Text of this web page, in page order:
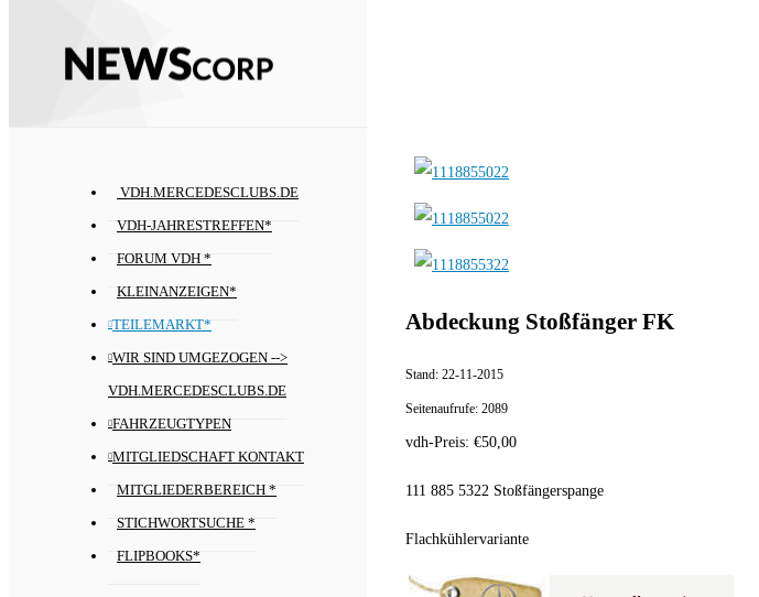
VDH.MERCEDESCLUBS.DE
VDH-JAHRESTREFFEN*
FORUM VDH *
KLEINANZEIGEN*
TEILEMARKT*
WIR SIND UMGEZOGEN -->
VDH.MERCEDESCLUBS.DE
FAHRZEUGTYPEN
MITGLIEDSCHAFT KONTAKT
MITGLIEDERBEREICH *
STICHWORTSUCHE *
FLIPBOOKS*
Abdeckung Stoßfänger FK
Stand: 22-11-2015
Seitenaufrufe: 2089
vdh-Preis: €50,00
111 885 5322 Stoßfängerspange
Flachkühlervariante